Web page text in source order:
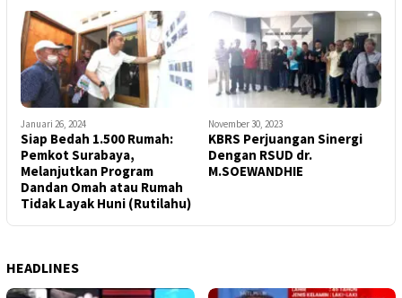
Januari 26, 2024
Siap Bedah 1.500 Rumah:
Pemkot Surabaya,
Melanjutkan Program
Dandan Omah atau Rumah
Tidak Layak Huni (Rutilahu)
November 30, 2023
KBRS Perjuangan Sinergi
Dengan RSUD dr.
M.SOEWANDHIE
HEADLINES